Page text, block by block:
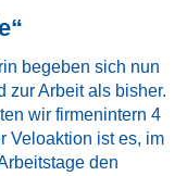
begeben sich nun
zur Arbeit als bisher.
wir firmenintern 4
Veloaktion ist es, im
den